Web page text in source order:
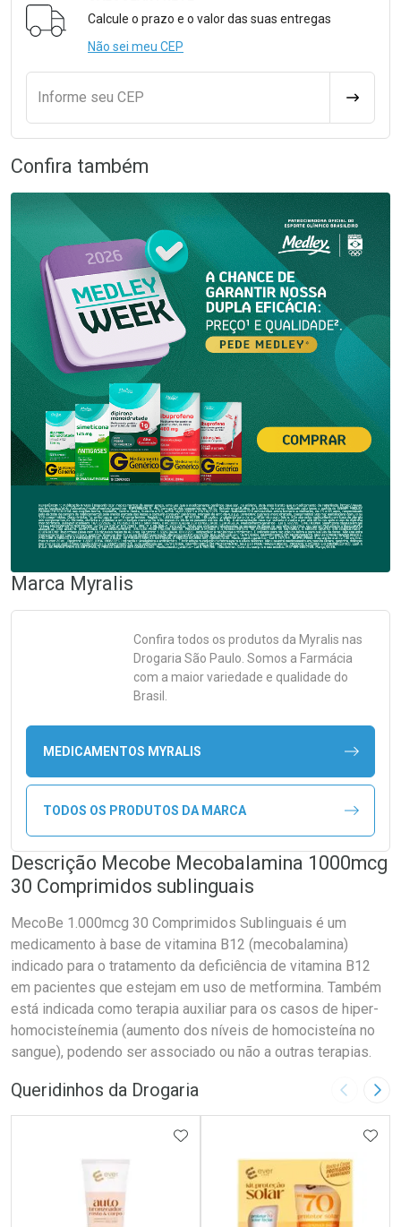
Calcule o prazo e o valor das suas entregas
Não sei meu CEP
Informe seu CEP
Confira também
Marca Myralis
Confira todos os produtos da Myralis nas
Drogaria São Paulo. Somos a Farmácia
com a maior variedade e qualidade do
Brasil.
MEDICAMENTOS MYRALIS
TODOS OS PRODUTOS DA MARCA
Descrição Mecobe Mecobalamina 1000mcg
30 Comprimidos sublinguais
MecoBe 1.000mcg 30 Comprimidos Sublinguais é um
medicamento à base de vitamina B12 (mecobalamina)
indicado para o tratamento da deficiência de vitamina B12
em pacientes que estejam em uso de metformina. Também
está indicada como terapia auxiliar para os casos de hiper-
homocisteínemia (aumento dos níveis de homocisteína no
sangue), podendo ser associado ou não a outras terapias.
Queridinhos da Drogaria Imagem
ADICIONAR AOS FAVORITOS